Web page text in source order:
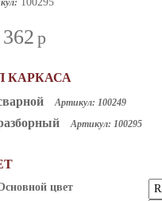
p
КАРКАСА
Артикул: 100249
Артикул: 100295
цвет